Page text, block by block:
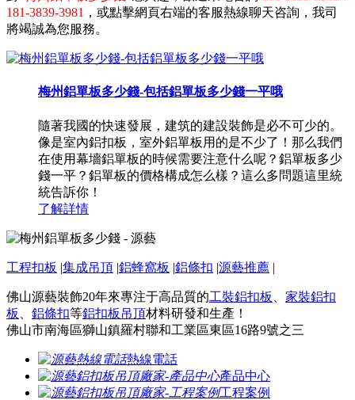
181-3839-3981 ，或點擊網頁右端的客服熱線聊天咨詢，我司
將竭誠為您服務。
梅州鋁單板多少錢-包括鋁單板多少錢一平哦
隨著我國的快速發展，建筑的建設裝飾是必不可少的。
像是室內鋁扣板，室外鋁單板用的是不少了！那么我們
在使用幕墻鋁單板的時候需要注意什么呢？鋁單板多少
錢一平？鋁單板的價格構成怎么樣？這么多問題這里統
統告訴你！
了解詳情
工程扣板 |集成吊頂 |鋁蜂窩板 |鋁條扣 |源藝推薦 |
佛山源藝裝飾20年來專注于高品質的工裝鋁扣板
家裝鋁扣
板
鋁條扣等鋁扣板吊頂材料研發和生產！
佛山市南海區獅山鎮羅村聯和工業區東區16路9號之三
熱線電話
產品中心
工程案例